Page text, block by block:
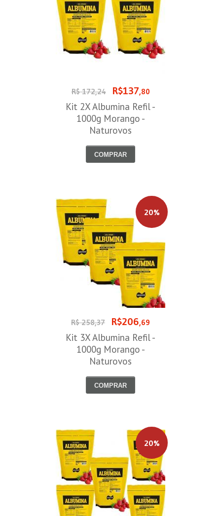
R$ 172,24 R$137,80
Kit 2X Albumina Refil -
1000g Morango -
Naturovos
COMPRAR
20%
R$ 258,37 R$206,69
Kit 3X Albumina Refil -
1000g Morango -
Naturovos
COMPRAR
20%